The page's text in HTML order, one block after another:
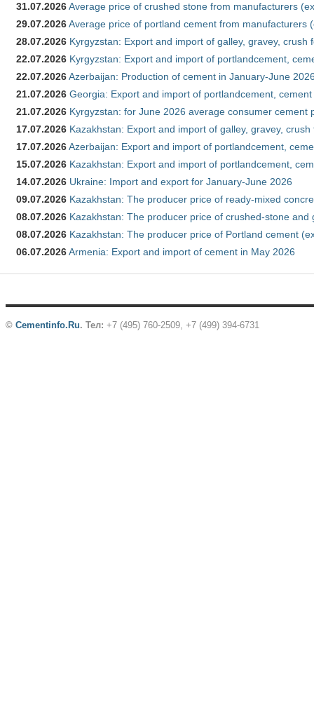
31.07.2026Average price of crushed stone from manufacturers
29.07.2026Average price of portland cement from manufacturers
28.07.2026 Kyrgyzstan: Export and import of galley, gravey,
22.07.2026 Kyrgyzstan: Export and import of portlandcement,
22.07.2026Azerbaijan: Production of cement in January-June
21.07.2026 Georgia: Export and import of portlandcement,
21.07.2026 Kyrgyzstan: for June 2026 average consumer cement
17.07.2026 Kazakhstan: Export and import of galley, gravey,
17.07.2026Azerbaijan: Export and import of portlandcement,
15.07.2026 Kazakhstan: Export and import of portlandcement,
14.07.2026 Ukraine: Import and export for January-June 2026
09.07.2026 Kazakhstan: The producer price of ready-mixed
08.07.2026 Kazakhstan: The producer price of crushed-stone and
08.07.2026 Kazakhstan: The producer price of Portland cement
06.07.2026Armenia: Export and import of cement in May 2026
© Cementinfo.Ru. Тел: +7 (495) 760-2509, +7 (499) 394-6731